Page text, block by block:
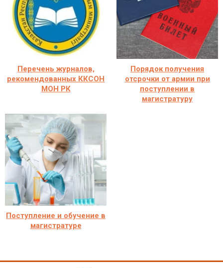
Перечень журналов,
рекомендованных ККСОН
МОН РК
Порядок получения
отсрочки от армии при
поступлении в
магистратуру
Поступление и обучение в
магистратуре